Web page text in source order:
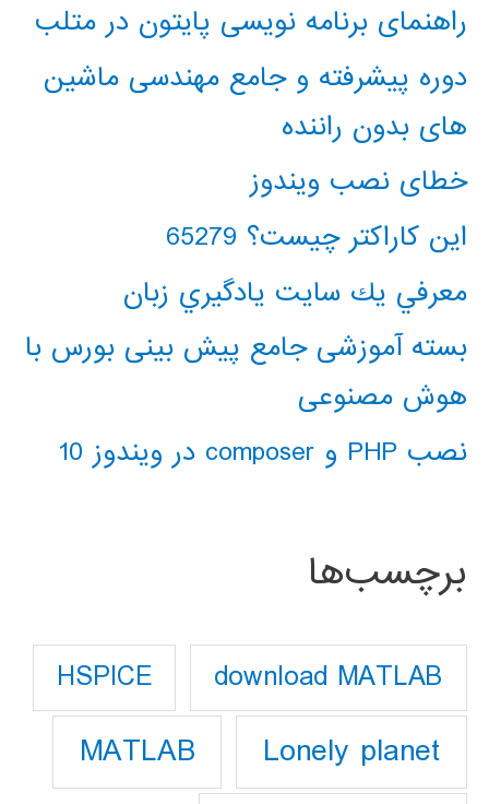
راهنمای برنامه نویسی پایتون در متلب
دوره پیشرفته و جامع مهندسی ماشین
های بدون راننده
خطای نصب ویندوز
این کاراکتر چیست؟ 65279
معرفي يك سايت يادگيري زبان
بسته آموزشی جامع پیش بینی بورس با
هوش مصنوعی
نصب PHP و composer در ویندوز 10
برچسب‌ها
download MATLAB
HSPICE
Lonely planet
MATLAB